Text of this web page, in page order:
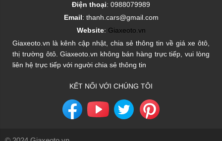
Điện thoại: 0988079989
Email: thanh.cars@gmail.com
Website: Giaxeoto.vn
Giaxeoto.vn là kênh cập nhật, chia sẻ thông tin về giá xe ôtô,
thị trường ôtô. Giaxeoto.vn không bán hàng trực tiếp, vui lòng
liên hệ trực tiếp với người chia sẻ thông tin
KẾT NỐI VỚI CHÚNG TÔI